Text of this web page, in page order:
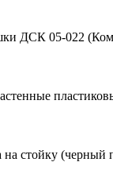
ДСК 05-022
стойку (черный